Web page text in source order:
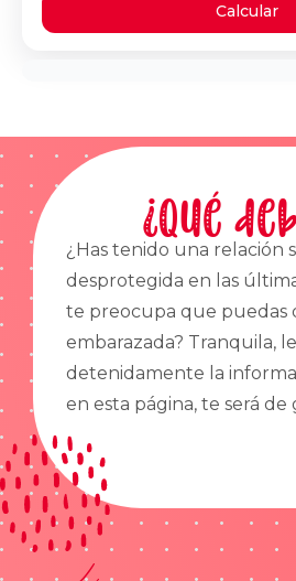
Calcular
¿Qué
¿Has tenido una relación
desprotegida en las
te preocupa que puedas
embarazada? Tranquila,
detenidamente la
en esta página, te será de